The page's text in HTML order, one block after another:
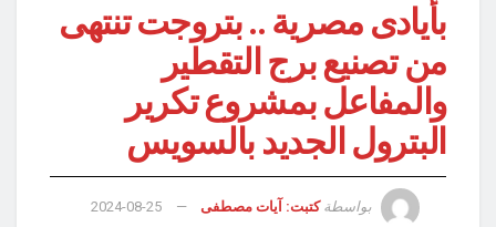
بأيادى مصرية .. بتروجت تنتهى
من تصنيع برج التقطير
والمفاعل بمشروع تكرير
البترول الجديد بالسويس
بواسطة كتبت: آيات مصطفى 2024-08-25